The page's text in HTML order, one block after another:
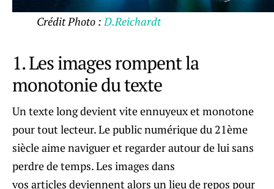
Crédit Photo :D.Reichardt
1. Les images rompent la
monotonie du texte
Un texte long devient vite ennuyeux et monotone
pour tout lecteur. Le public numérique du 21ème
siècle aime naviguer et regarder autour de lui sans
perdre de temps. Les images dans
vos articles deviennent alors un lieu de repos pour